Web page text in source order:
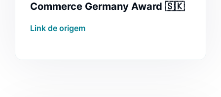
Commerce Germany Award 🇸🇰
Link de origem